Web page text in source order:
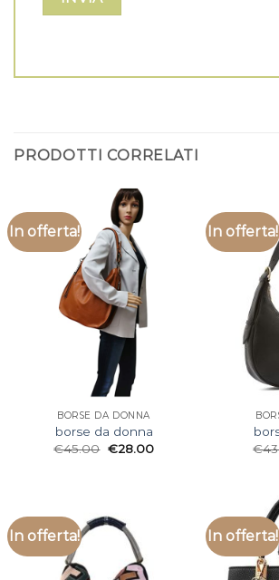
PRODOTTI CORRELATI
In offerta!
BORSE DA DONNA
borse da donna
€45.00 €28.00
In offerta!
€
In offerta! In offerta!